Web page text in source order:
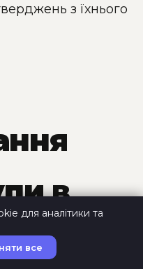
з їхнього
в
для аналітики та
все